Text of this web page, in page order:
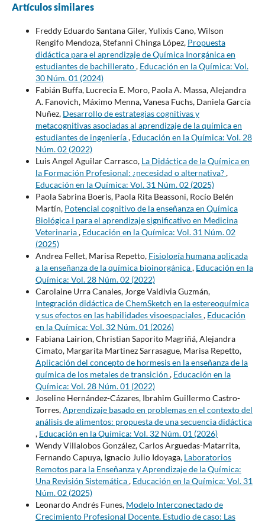
Artículos similares
Freddy Eduardo Santana Giler, Yulixis Cano, Wilson
Rengifo Mendoza, Stefanni Chinga López, Propuesta
didáctica para el aprendizaje de Química Inorgánica en
estudiantes de bachillerato, Educación en la Química: Vol.
30 Núm. 01 (2024)
Fabián Buffa, Lucrecia E. Moro, Paola A. Massa, Alejandra
A. Fanovich, Máximo Menna, Vanesa Fuchs, Daniela García
Nuñez, Desarrollo de estrategias cognitivas y
metacognitivas asociadas al aprendizaje de la química en
estudiantes de ingeniería, Educación en la Química: Vol. 28
Núm. 02 (2022)
Luis Angel Aguilar Carrasco, La Didáctica de la Química en
la Formación Profesional: ¿necesidad o alternativa?,
Educación en la Química: Vol. 31 Núm. 02 (2025)
Paola Sabrina Boeris, Paola Rita Beassoni, Rocío Belén
Martín, Potencial cognitivo de la enseñanza en Química
Biológica I para el aprendizaje significativo en Medicina
Veterinaria, Educación en la Química: Vol. 31 Núm. 02
(2025)
Andrea Fellet, Marisa Repetto, Fisiología humana aplicada
a la enseñanza de la química bioinorgánica, Educación en la
Química: Vol. 28 Núm. 02 (2022)
Carolaine Urra Canales, Jorge Valdivia Guzmán,
Integración didáctica de ChemSketch en la estereoquímica
y sus efectos en las habilidades visoespaciales, Educación
en la Química: Vol. 32 Núm. 01 (2026)
Fabiana Lairion, Christian Saporito Magriñá, Alejandra
Cimato, Margarita Martinez Sarrasague, Marisa Repetto,
Aplicación del concepto de hormesis en la enseñanza de la
química de los metales de transición , Educación en la
Química: Vol. 28 Núm. 01 (2022)
Joseline Hernández-Cázares, Ibrahim Guillermo Castro-
Torres,Aprendizaje basado en problemas en el contexto del
análisis de alimentos: propuesta de una secuencia didáctica
, Educación en la Química: Vol. 32 Núm. 01 (2026)
Wendy Villalobos González, Carlos Arguedas-Matarrita,
Fernando Capuya, Ignacio Julio Idoyaga, Laboratorios
Remotos para la Enseñanza y Aprendizaje de la Química:
Una Revisión Sistemática, Educación en la Química: Vol. 31
Núm. 02 (2025)
Leonardo Andrés Funes, Modelo Interconectado de
Crecimiento Profesional Docente. Estudio de caso: Las